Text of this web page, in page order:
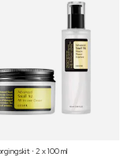
⋅ 2 x 100 ml